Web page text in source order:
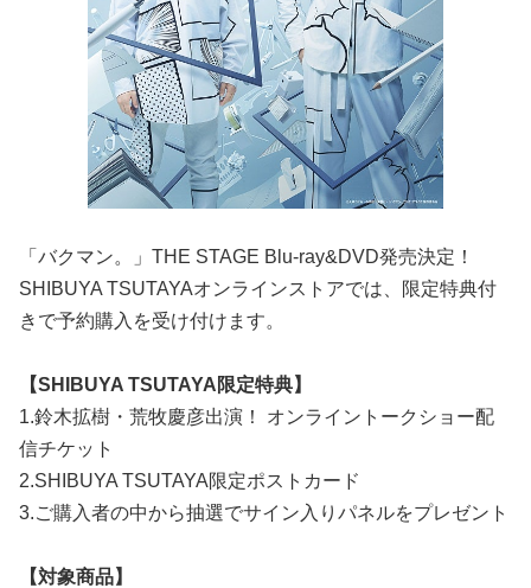
「バクマン。」THE STAGE Blu-ray&DVD発売決定！
SHIBUYA TSUTAYAオンラインストアでは、限定特典付
きで予約購入を受け付けます。
【SHIBUYA TSUTAYA限定特典】
1.鈴木拡樹・荒牧慶彦出演！ オンライントークショー配
信チケット
2.SHIBUYA TSUTAYA限定ポストカード
3.ご購入者の中から抽選でサイン入りパネルをプレゼント
【対象商品】